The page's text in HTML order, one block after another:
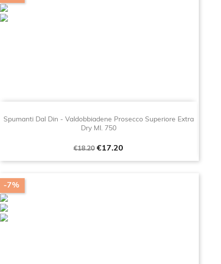
Spumanti Dal Din - Valdobbiadene Prosecco Superiore Extra
Dry Ml. 750
Regular
€18.20 Price
€17.20
-7%